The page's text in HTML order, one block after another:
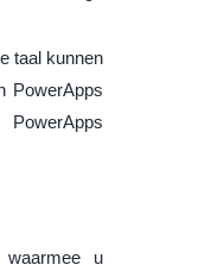
taal kunnen
PowerApps
u